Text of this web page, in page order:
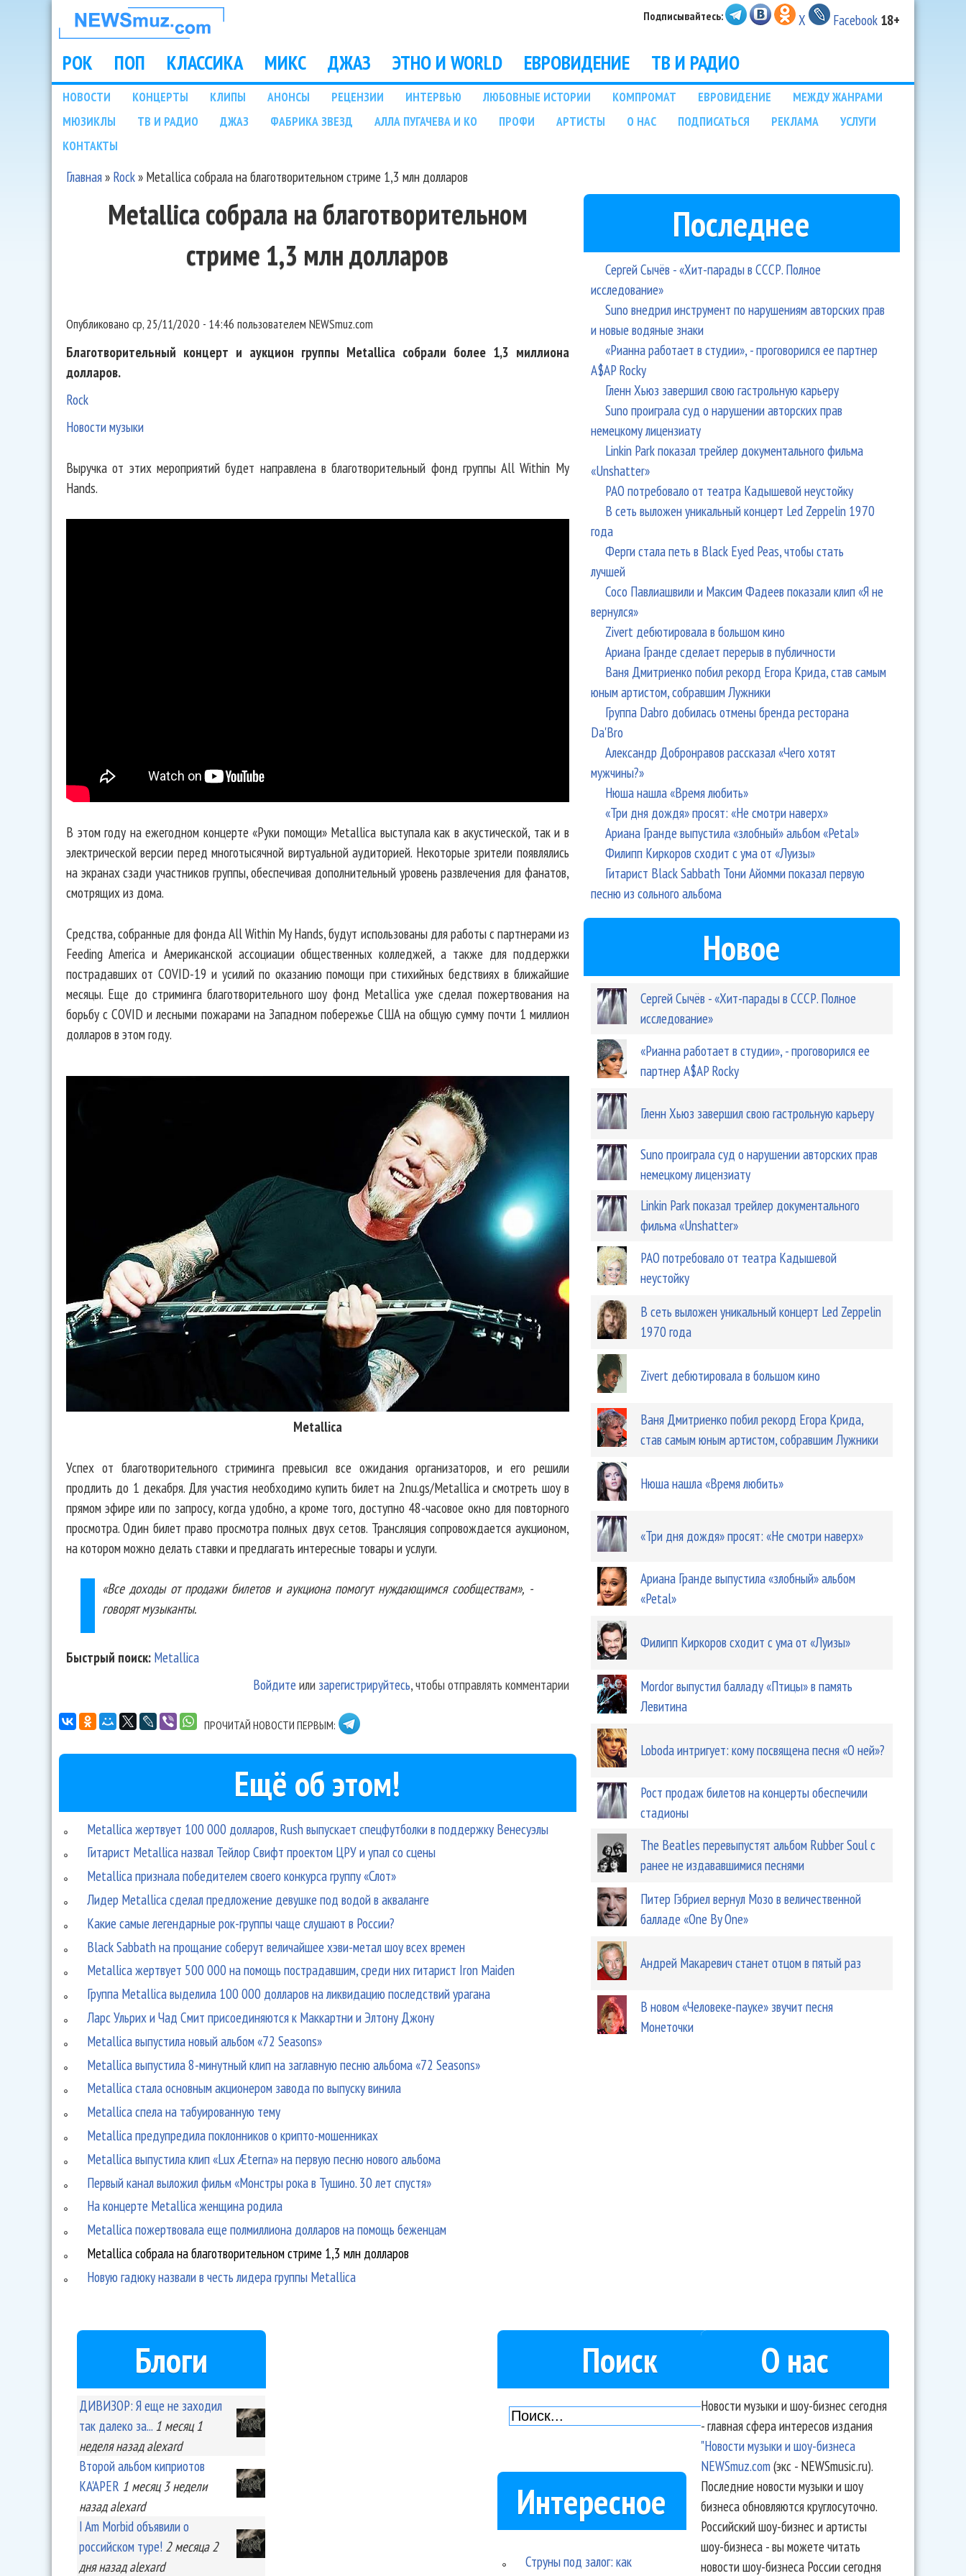
НОВОСТИ
МУЗЫКИ И
ШОУ БИЗНЕСА
NEWSMUZ.COM
Подписывайтесь: X Facebook 18+
Main menu
РОК ПОП КЛАССИКА МИКС ДЖАЗ ЭТНО И WORLD ЕВРОВИДЕНИЕ ТВ И РАДИО
Подразделы
НОВОСТИ КОНЦЕРТЫ КЛИПЫ АНОНСЫ РЕЦЕНЗИИ ИНТЕРВЬЮ ЛЮБОВНЫЕ ИСТОРИИ КОМПРОМАТ ЕВРОВИДЕНИЕ
МЕЖДУ ЖАНРАМИ
МЮЗИКЛЫ
ТВ И РАДИО ДЖАЗ ФАБРИКА ЗВЕЗД АЛЛА ПУГАЧЕВА И КО ПРОФИ АРТИСТЫ О НАС ПОДПИСАТЬСЯ РЕКЛАМА
УСЛУГИ
КОНТАКТЫ
Главная» Rock» Metallica собрала на благотворительном стриме 1,3 млн долларов
Metallica собрала на благотворительном
стриме 1,3 млн долларов
Опубликовано ср, 25/11/2020 - 14:46 пользователем NEWSmuz.com
Благотворительный концерт и аукцион группы Metallica собрали более 1,3 миллиона
долларов.
Rock
Новости музыки
Выручка от этих мероприятий будет направлена в благотворительный фонд группы All Within My
Hands.
В этом году на ежегодном концерте «Руки помощи» Metallica выступала как в акустической, так и в
электрической версии перед многотысячной виртуальной аудиторией. Некоторые зрители появлялись
на экранах сзади участников группы, обеспечивая дополнительный уровень развлечения для фанатов,
смотрящих из дома.
Средства, собранные для фонда All Within My Hands, будут использованы для работы с партнерами из
Feeding America и Американской ассоциации общественных колледжей, а также для поддержки
пострадавших от COVID-19 и усилий по оказанию помощи при стихийных бедствиях в ближайшие
месяцы. Еще до стриминга благотворительного шоу фонд Metallica уже сделал пожертвования на
борьбу с COVID и лесными пожарами на Западном побережье США на общую сумму почти 1 миллион
долларов в этом году.
Metallica
Успех от благотворительного стриминга превысил все ожидания организаторов, и его решили
продлить до 1 декабря. Для участия необходимо купить билет на 2nu.gs/Metallica и смотреть шоу в
прямом эфире или по запросу, когда удобно, а кроме того, доступно 48-часовое окно для повторного
просмотра. Один билет право просмотра полных двух сетов. Трансляция сопровождается аукционом,
на котором можно делать ставки и предлагать интересные товары и услуги.
«Все доходы от продажи билетов и аукциона помогут нуждающимся сообществам», -
говорят музыканты.
Быстрый поиск: Metallica
Войдите или зарегистрируйтесь, чтобы отправлять комментарии
ПРОЧИТАЙ НОВОСТИ ПЕРВЫМ:
Ещё об этом!
Metallica жертвует 100 000 долларов, Rush выпускает спецфутболки в поддержку Венесуэлы
Гитарист Metallica назвал Тейлор Свифт проектом ЦРУ и упал со сцены
Metallica признала победителем своего конкурса группу «Слот»
Лидер Metallica сделал предложение девушке под водой в акваланге
Какие самые легендарные рок-группы чаще слушают в России?
Black Sabbath на прощание соберут величайшее хэви-метал шоу всех времен
Metallica жертвует 500 000 на помощь пострадавшим, среди них гитарист Iron Maiden
Группа Metallica выделила 100 000 долларов на ликвидацию последствий урагана
Ларс Ульрих и Чад Смит присоединяются к Маккартни и Элтону Джону
Metallica выпустила новый альбом «72 Seasons»
Metallica выпустила 8-минутный клип на заглавную песню альбома «72 Seasons»
Metallica стала основным акционером завода по выпуску винила
Metallica спела на табуированную тему
Metallica предупредила поклонников о крипто-мошенниках
Metallica выпустила клип «Lux Æterna» на первую песню нового альбома
Первый канал выложил фильм «Монстры рока в Тушино. 30 лет спустя»
На концерте Metallica женщина родила
Metallica пожертвовала еще полмиллиона долларов на помощь беженцам
Metallica собрала на благотворительном стриме 1,3 млн долларов
Новую гадюку назвали в честь лидера группы Metallica
Последнее
Сергей Сычёв - «Хит-парады в СССР. Полное
исследование»
Suno внедрил инструмент по нарушениям авторских прав
и новые водяные знаки
«Рианна работает в студии», - проговорился ее партнер
A$AP Rocky
Гленн Хьюз завершил свою гастрольную карьеру
Suno проиграла суд о нарушении авторских прав
немецкому лицензиату
Linkin Park показал трейлер документального фильма
«Unshatter»
РАО потребовало от театра Кадышевой неустойку
В сеть выложен уникальный концерт Led Zeppelin 1970
года
Ферги стала петь в Black Eyed Peas, чтобы стать
лучшей
Сосо Павлиашвили и Максим Фадеев показали клип «Я не
вернулся»
Zivert дебютировала в большом кино
Ариана Гранде сделает перерыв в публичности
Ваня Дмитриенко побил рекорд Егора Крида, став самым
юным артистом, собравшим Лужники
Группа Dabro добилась отмены бренда ресторана
Da'Bro
Александр Добронравов рассказал «Чего хотят
мужчины?»
Нюша нашла «Время любить»
«Три дня дождя» просят: «Не смотри наверх»
Ариана Гранде выпустила «злобный» альбом «Petal»
Филипп Киркоров сходит с ума от «Луизы»
Гитарист Black Sabbath Тони Айомми показал первую
песню из сольного альбома
Новое
Сергей Сычёв - «Хит-парады в СССР. Полное
исследование»
«Рианна работает в студии», - проговорился ее
партнер A$AP Rocky
Гленн Хьюз завершил свою гастрольную карьеру
Suno проиграла суд о нарушении авторских прав
немецкому лицензиату
Linkin Park показал трейлер документального
фильма «Unshatter»
РАО потребовало от театра Кадышевой
неустойку
В сеть выложен уникальный концерт Led Zeppelin
1970 года
Zivert дебютировала в большом кино
Ваня Дмитриенко побил рекорд Егора Крида,
став самым юным артистом, собравшим Лужники
Нюша нашла «Время любить»
«Три дня дождя» просят: «Не смотри наверх»
Ариана Гранде выпустила «злобный» альбом
«Petal»
Филипп Киркоров сходит с ума от «Луизы»
Mordor выпустил балладу «Птицы» в память
Левитина
Loboda интригует: кому посвящена песня «О ней»?
Рост продаж билетов на концерты обеспечили
стадионы
The Beatles перевыпустят альбом Rubber Soul с
ранее не издававшимися песнями
Питер Гэбриел вернул Мозо в величественной
балладе «One By One»
Андрей Макаревич станет отцом в пятый раз
В новом «Человеке-пауке» звучит песня
Монеточки
Блоги
ДИВИЗОР: Я еще не заходил
так далеко за... 1 месяц 1
неделяназад alexard
Второй альбом киприотов
KA'APER 1 месяц 3 недели
назад alexard
I Am Morbid объявили о
российском туре! 2 месяца 2
дняназад alexard
Поиск
Интересное
Струны под залог: как
О нас
Новости музыки и шоу-бизнес сегодня
- главная сфера интересов издания
"Новости музыки и шоу-бизнеса
NEWSmuz.com(экс - NEWSmusic.ru).
Последние новости музыки и шоу
бизнеса обновляются круглосуточно.
Российский шоу-бизнес и артисты
шоу-бизнеса - вы можете читать
новости шоу-бизнеса России сегодня